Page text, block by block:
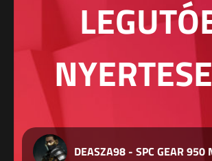
DEASZA98 - SPC GEAR 950